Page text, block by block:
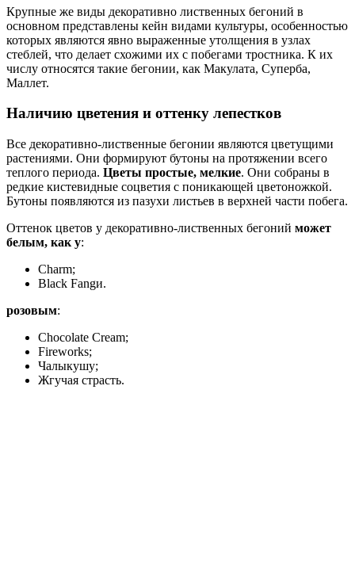
Крупные же виды декоративно лиственных бегоний в
основном представлены кейн видами культуры, особенностью
которых являются явно выраженные утолщения в узлах
стеблей, что делает схожими их с побегами тростника. К их
числу относятся такие бегонии, как Макулата, Суперба,
Маллет.
Наличию цветения и оттенку лепестков
Все декоративно-лиственные бегонии являются цветущими
растениями. Они формируют бутоны на протяжении всего
теплого периода. Цветы простые, мелкие. Они собраны в
редкие кистевидные соцветия с поникающей цветоножкой.
Бутоны появляются из пазухи листьев в верхней части побега.
Оттенок цветов у декоративно-лиственных бегоний может
белым, как у:
Charm;
Black Fangи.
розовым:
Chocolate Cream;
Fireworks;
Чалыкушу;
Жгучая страсть.